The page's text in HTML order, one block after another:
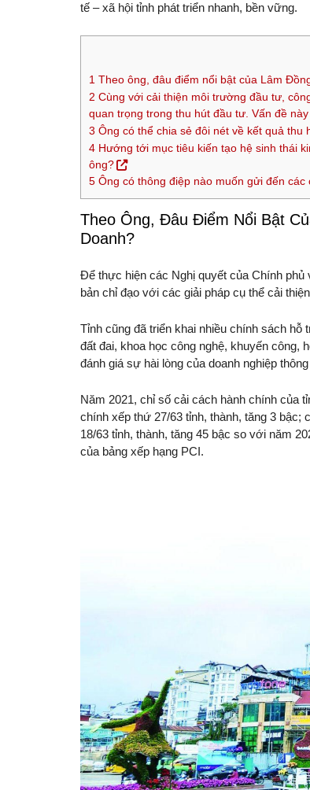
tế – xã hội tỉnh phát triển nhanh, bền vững.
1 Theo ông, đâu điểm nổi bật của Lâm
2 Cùng với cải thiện môi trường đầu tư,
quan trọng trong thu hút đầu tư. Vấn đề
3 Ông có thể chia sẻ đôi nét về kết quả
4 Hướng tới mục tiêu kiến tạo hệ sinh thái
ông?
5 Ông có thông điệp nào muốn gửi đến
Theo Ông, Đâu Điểm Nổi Bật
Doanh?
Để thực hiện các Nghị quyết của Chính phủ
bản chỉ đạo với các giải pháp cụ thể cải
Tỉnh cũng đã triển khai nhiều chính sách
đất đai, khoa học công nghệ, khuyến công,
đánh giá sự hài lòng của doanh nghiệp
Năm 2021, chỉ số cải cách hành chính của
chính xếp thứ 27/63 tỉnh, thành, tăng 3 bậc;
18/63 tỉnh, thành, tăng 45 bậc so với năm
của bảng xếp hạng PCI.